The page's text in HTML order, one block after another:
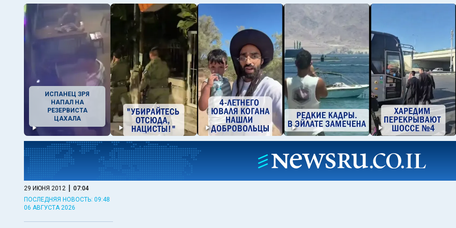
ИСПАНЕЦ ЗРЯ
НАПАЛ НА
РЕЗЕРВИСТА
ЦАХАЛА
29 ИЮНЯ 2012 | 07:04
ПОСЛЕДНЯЯ НОВОСТЬ: 09:48
06 АВГУСТА 2026